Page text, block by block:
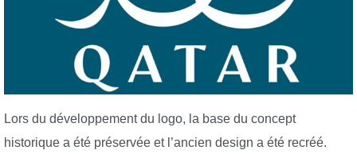
Lors du développement du logo, la base du concept
historique a été préservée et l’ancien design a été recréé.